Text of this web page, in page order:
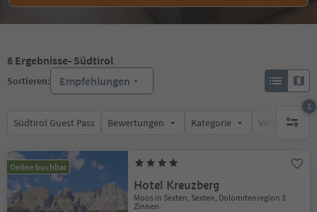
6 Ergebnisse- Südtirol
Sortieren: Empfehlungen
Südtirol Guest Pass Bewertungen Kategorie
1
1
Online buchbar
Hotel Kreuzberg
Moos in Sexten, Sexten, Dolomitenregion 3
Zinnen